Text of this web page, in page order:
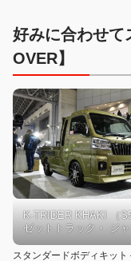
好みに合わせて
OVER】
K-TRIDER KHAKI （
ゼットトラック・ ジャ
スタンダードボディキッ